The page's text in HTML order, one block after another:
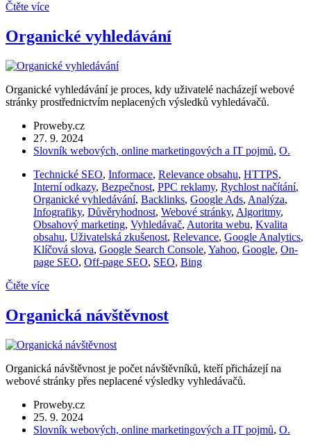
Čtěte více
Organické vyhledávání
Organické vyhledávání je proces, kdy uživatelé nacházejí webové
stránky prostřednictvím neplacených výsledků vyhledávačů.
Proweby.cz
27. 9. 2024
Slovník webových, online marketingových a IT pojmů, O.
Technické SEO, Informace, Relevance obsahu, HTTPS,
Interní odkazy, Bezpečnost, PPC reklamy, Rychlost načítání,
Organické vyhledávání, Backlinks, Google Ads, Analýza,
Infografiky, Důvěryhodnost, Webové stránky, Algoritmy,
Obsahový marketing, Vyhledávač, Autorita webu, Kvalita
obsahu, Uživatelská zkušenost, Relevance, Google Analytics,
Klíčová slova, Google Search Console, Yahoo, Google, On-
page SEO, Off-page SEO, SEO, Bing
Čtěte více
Organická návštěvnost
Organická návštěvnost je počet návštěvníků, kteří přicházejí na
webové stránky přes neplacené výsledky vyhledávačů.
Proweby.cz
25. 9. 2024
Slovník webových, online marketingových a IT pojmů, O.